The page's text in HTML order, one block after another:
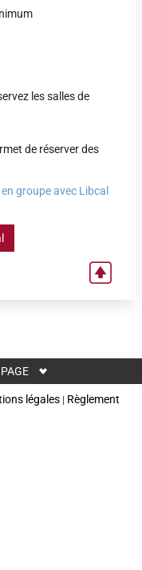
les salles de
de réserver des
groupe avec Libcal
légales| Règlement